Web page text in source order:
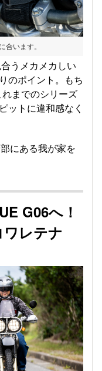
合います。
うメカメカしい
のポイント。もち
までのシリーズ
ットに違和感なく
にある我が家を
G06へ！
レテナ